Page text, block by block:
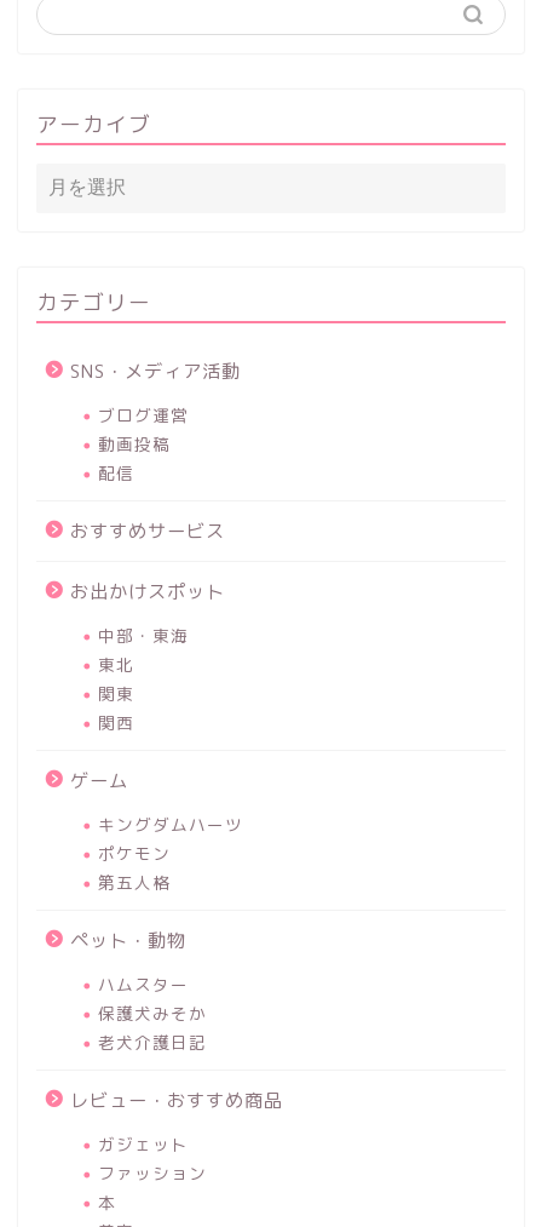
アーカイブ
カテゴリー
SNS・メディア活動
ブログ運営
動画投稿
配信
おすすめサービス
お出かけスポット
中部・東海
東北
関東
関西
ゲーム
キングダムハーツ
ポケモン
第五人格
ペット・動物
ハムスター
保護犬みそか
老犬介護日記
レビュー・おすすめ商品
ガジェット
ファッション
本